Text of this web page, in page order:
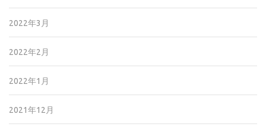
2022年3月
2022年2月
2022年1月
2021年12月